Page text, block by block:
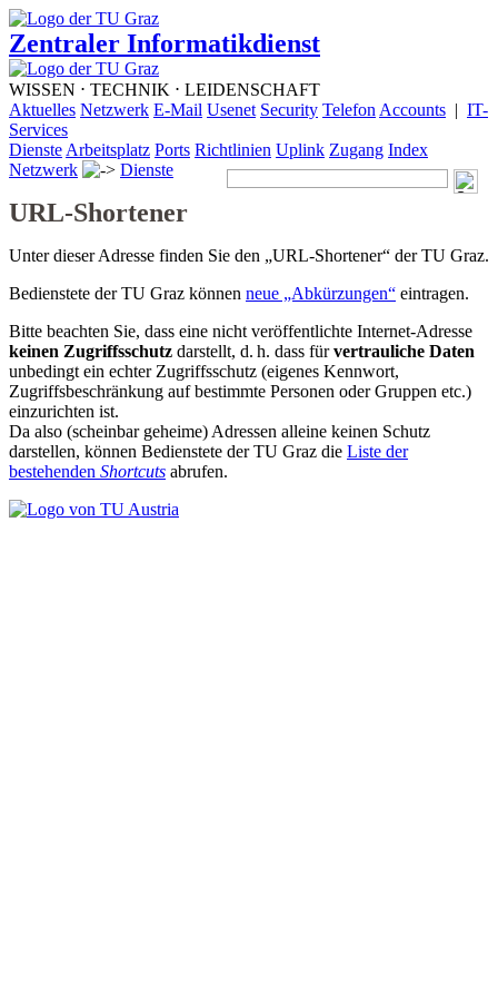
Zentraler Informatikdienst
WISSEN ⋅ TECHNIK ⋅ LEIDENSCHAFT
Aktuelles Netzwerk E-Mail Usenet Security Telefon Accounts | IT-
Services
Dienste Arbeitsplatz Ports Richtlinien Uplink Zugang Index
Netzwerk
Dienste
URL-Shortener
Unter dieser Adresse finden Sie den „URL-Shortener“ der TU Graz.
Bedienstete der TU Graz können neue „Abkürzungen“ eintragen.
Bitte beachten Sie, dass eine nicht veröffentlichte Internet-Adresse
keinen Zugriffsschutz darstellt, d. h. dass fürvertrauliche Daten
unbedingt ein echter Zugriffsschutz (eigenes Kennwort,
Zugriffsbeschränkung auf bestimmte Personen oder Gruppen etc.)
einzurichten ist.
Da also (scheinbar geheime) Adressen alleine keinen Schutz
darstellen, können Bedienstete der TU Graz die Liste der
bestehenden Shortcuts abrufen.